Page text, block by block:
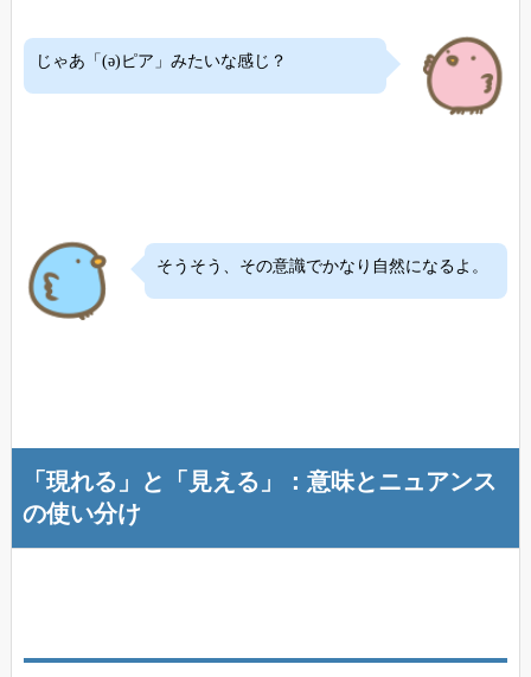
じゃあ「(ə)ピア」みたいな感じ？
そうそう、その意識でかなり自然になるよ。
「現れる」と「見える」：意味とニュアンス
の使い分け